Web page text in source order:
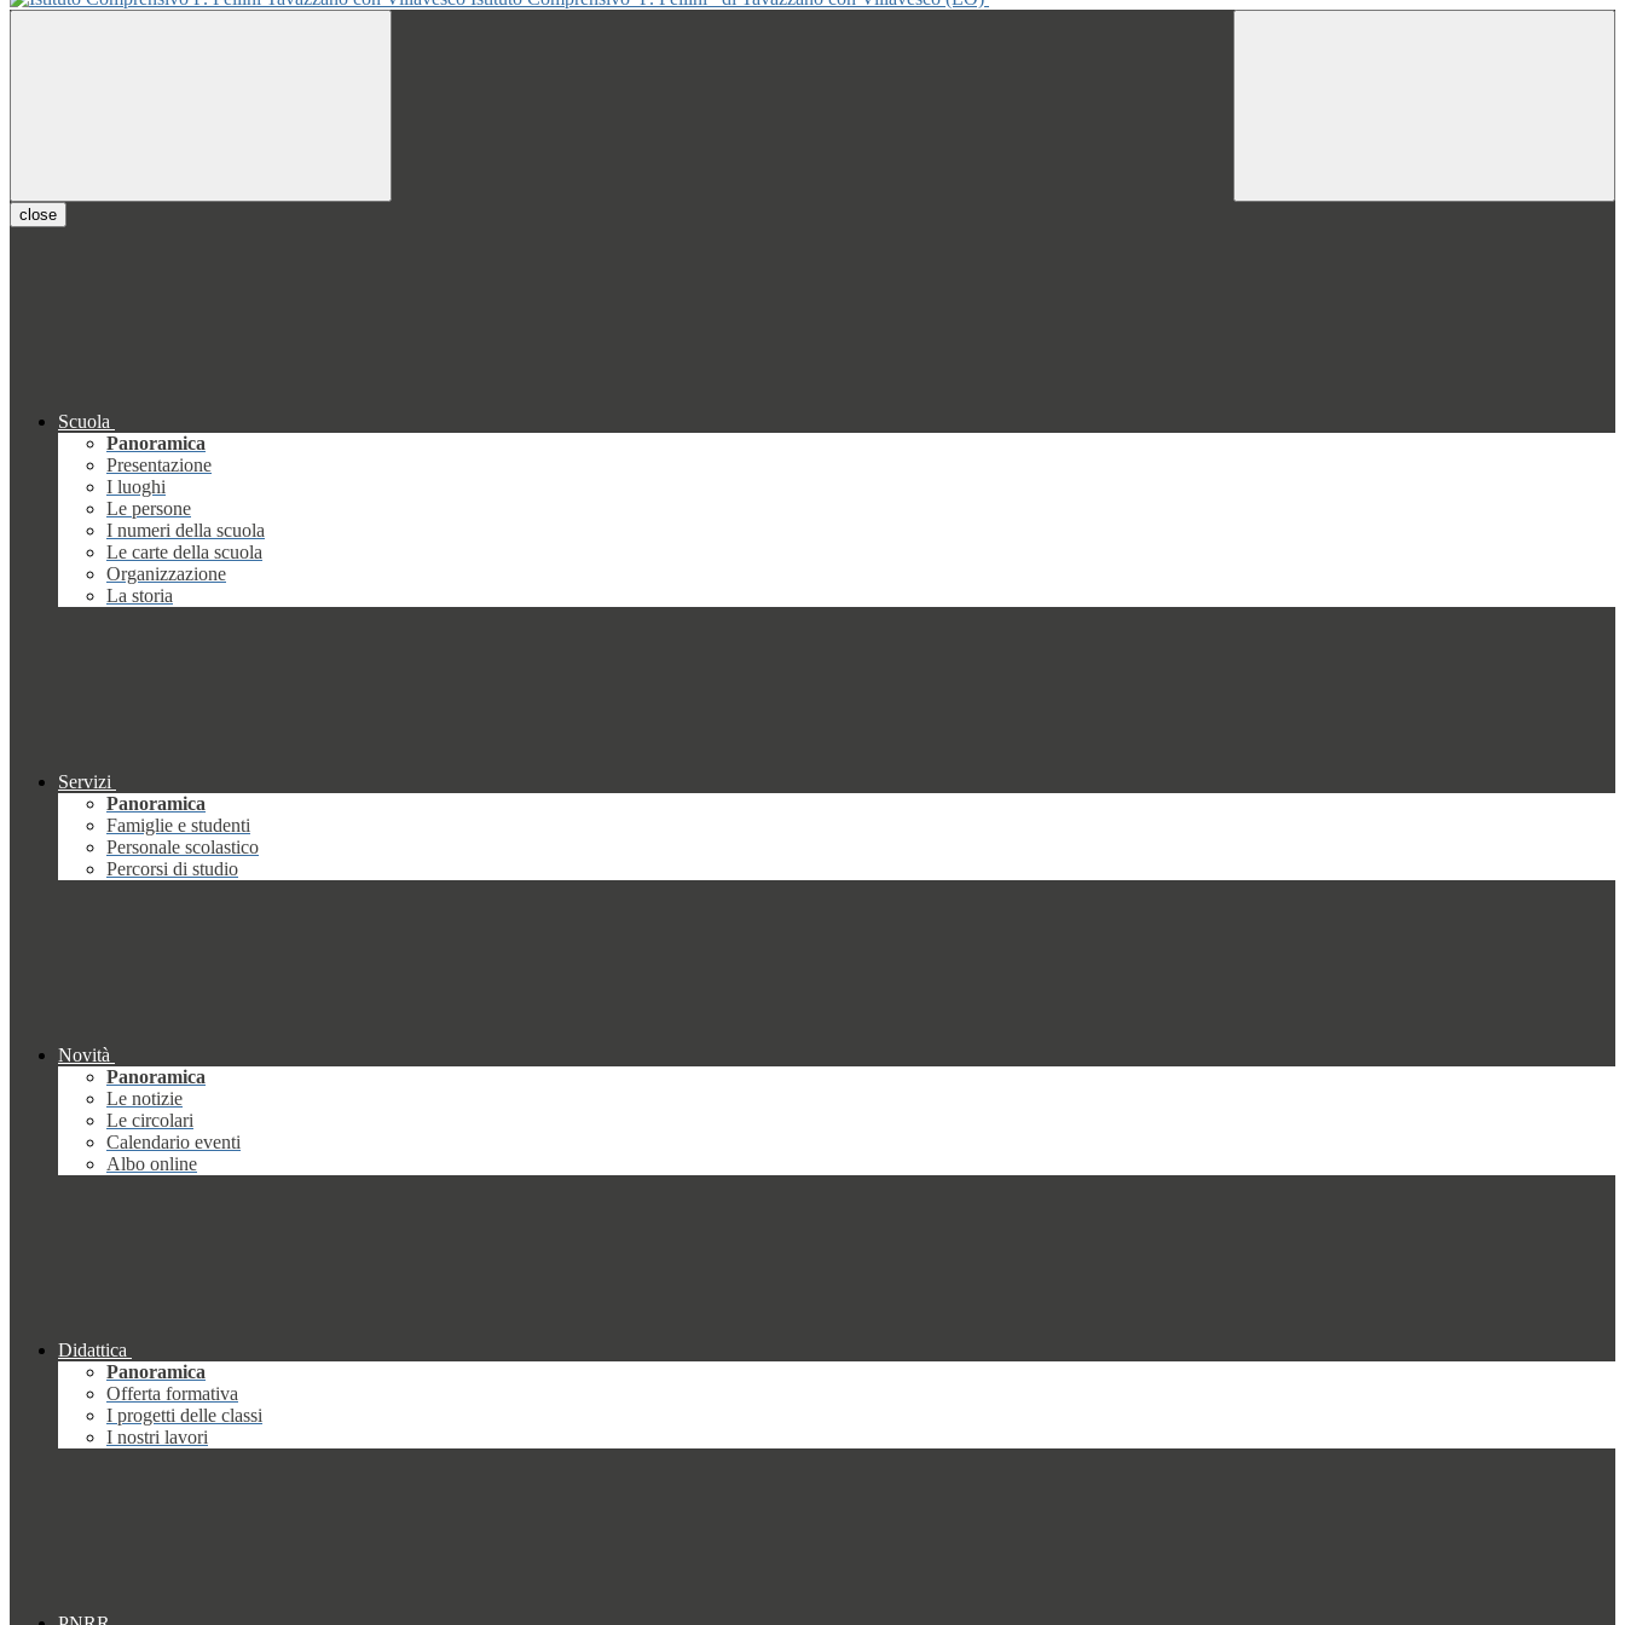
close
Scuola
Panoramica
Presentazione
I luoghi
Le persone
I numeri della scuola
Le carte della scuola
Organizzazione
La storia
Servizi
Panoramica
Famiglie e studenti
Personale scolastico
Percorsi di studio
Novità
Panoramica
Le notizie
Le circolari
Calendario eventi
Albo online
Didattica
Panoramica
Offerta formativa
I progetti delle classi
I nostri lavori